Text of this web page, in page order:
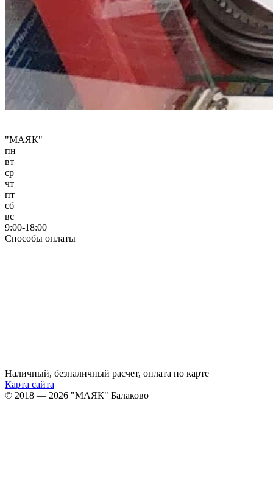
"МАЯК"
пн
вт
ср
чт
пт
сб
вс
9:00-18:00
Способы оплаты
Наличный, безналичный расчет, оплата по карте
Карта сайта
© 2018 — 2026 "МАЯК" Балаково